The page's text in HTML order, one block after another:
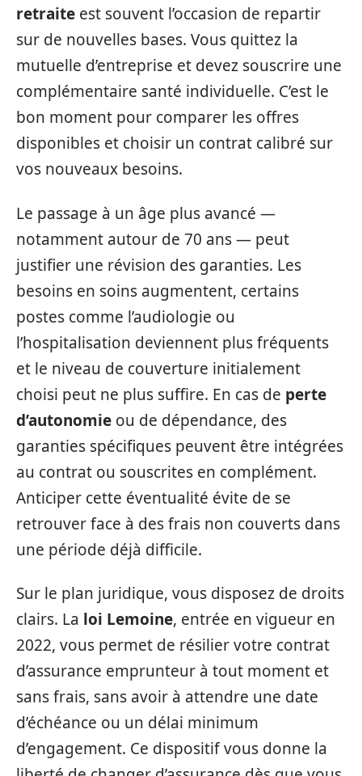
retraite est souvent l’occasion de repartir
sur de nouvelles bases. Vous quittez la
mutuelle d’entreprise et devez souscrire une
complémentaire santé individuelle. C’est le
bon moment pour comparer les offres
disponibles et choisir un contrat calibré sur
vos nouveaux besoins.
Le passage à un âge plus avancé —
notamment autour de 70 ans — peut
justifier une révision des garanties. Les
besoins en soins augmentent, certains
postes comme l’audiologie ou
l’hospitalisation deviennent plus fréquents
et le niveau de couverture initialement
choisi peut ne plus suffire. En cas de perte
d’autonomie ou de dépendance, des
garanties spécifiques peuvent être intégrées
au contrat ou souscrites en complément.
Anticiper cette éventualité évite de se
retrouver face à des frais non couverts dans
une période déjà difficile.
Sur le plan juridique, vous disposez de droits
clairs. La loi Lemoine, entrée en vigueur en
2022, vous permet de résilier votre contrat
d’assurance emprunteur à tout moment et
sans frais, sans avoir à attendre une date
d’échéance ou un délai minimum
d’engagement. Ce dispositif vous donne la